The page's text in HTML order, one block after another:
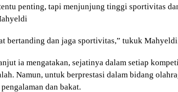
penting, tapi menjunjung tinggi sportivitas
bertanding dan jaga sportivitas,” tukuk
ia mengatakan, sejatinya dalam setiap
Namun, untuk berprestasi dalam bidang
dan bakat.